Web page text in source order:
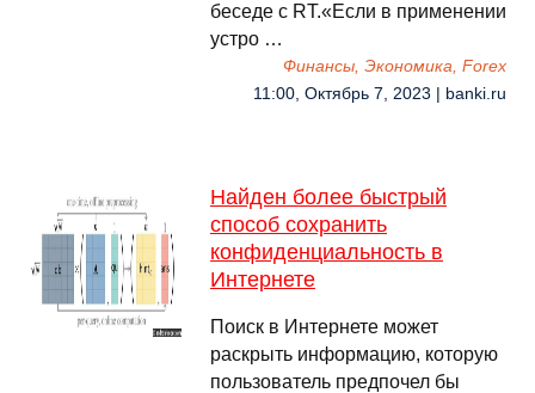
беседе с RT.«Если в применении
устро …
Финансы, Экономика, Forex
11:00, Октябрь 7, 2023 | banki.ru
Найден более быстрый
способ сохранить
конфиденциальность в
Интернете
Поиск в Интернете может
раскрыть информацию, которую
пользователь предпочел бы